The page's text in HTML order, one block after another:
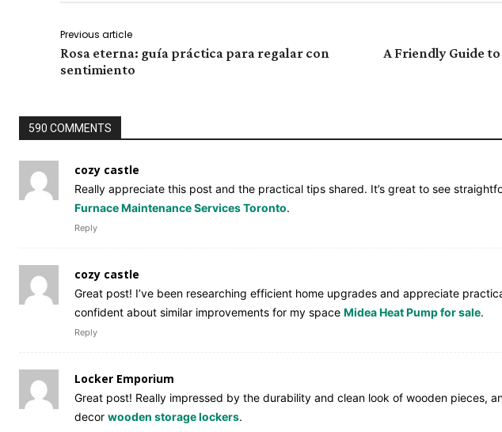
Previous article
Rosa eterna: guía práctica para regalar con
sentimiento
A Friendly Guide
590 COMMENTS
cozy castle
Really appreciate this post and the practical tips shared. It’s great to see
Furnace Maintenance Services Toronto.
Reply
cozy castle
Great post! I’ve been researching efficient home upgrades and appreciate
confident about similar improvements for my space Midea Heat Pump for sale.
Reply
Locker Emporium
Great post! Really impressed by the durability and clean look of wooden
decor wooden storage lockers.